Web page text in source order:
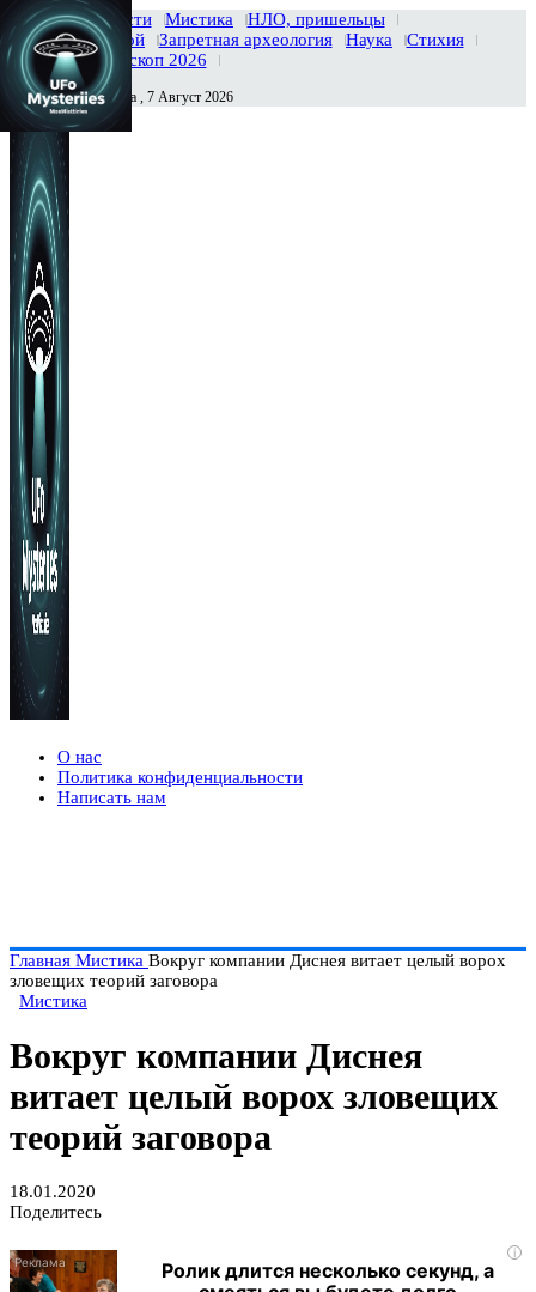
Главная Новости Мистика
НЛО, пришельцы
Тайны вселенной
Запретная археология Наука
Стихия
История
Гороскоп 2026
Сегодня Пятница , 7 Август 2026
О нас
Политика конфиденциальности
Написать нам
Главная Мистика Вокруг компании Диснея витает целый ворох
зловещих теорий заговора
Мистика
Вокруг компании Диснея
витает целый ворох зловещих
теорий заговора
18.01.2020
Поделитесь
i
Ролик длится несколько секунд, а